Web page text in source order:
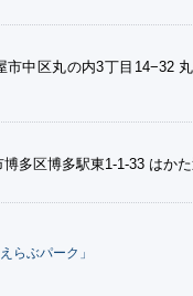
市中区丸の内3丁目14−32
多区博多駅東1-1-33 はか
らぶパーク」